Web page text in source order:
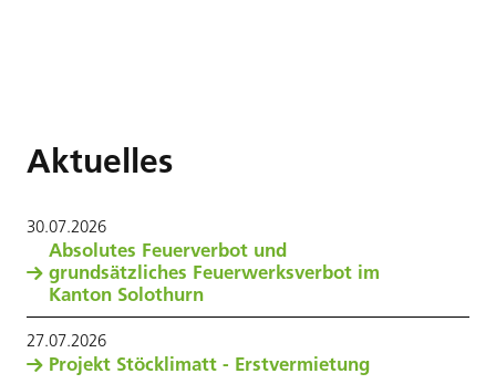
Aktuelles
30.07.2026
Absolutes Feuerverbot und
grundsätzliches Feuerwerksverbot im
Kanton Solothurn
27.07.2026
Projekt Stöcklimatt - Erstvermietung